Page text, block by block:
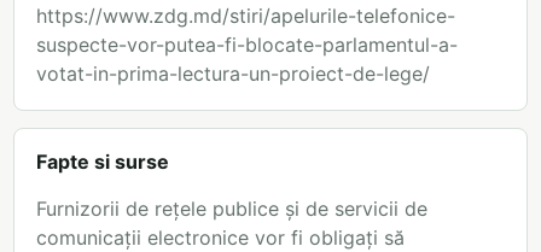
https://www.zdg.md/stiri/apelurile-telefonice-
suspecte-vor-putea-fi-blocate-parlamentul-a-
votat-in-prima-lectura-un-proiect-de-lege/
Fapte si surse
Furnizorii de rețele publice și de servicii de
comunicații electronice vor fi obligați să